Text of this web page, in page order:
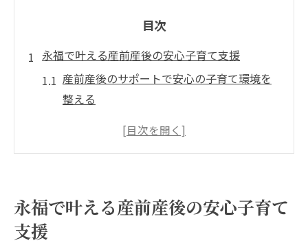
目次
永福で叶える産前産後の安心子育て支援
産前産後のサポートで安心の子育て環境を
整える
産前産後に役立つ地域支援の種類と特徴を
支援
永福で叶える産前産後の安心子育て
支援